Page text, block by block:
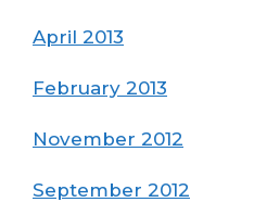
April 2013
February 2013
November 2012
September 2012